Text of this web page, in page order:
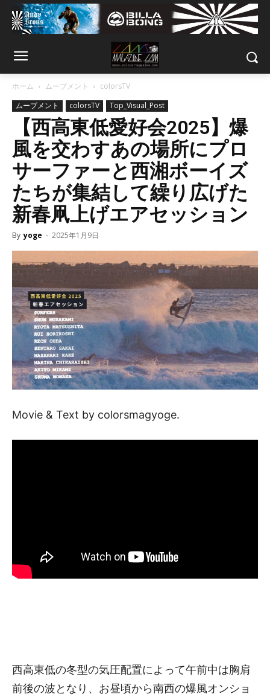
ホーム ムーブメント
colorsTV
ムーブメント
colorsTV Top_Visual_Post
【西高東低愛好会2025】爆
風を交わすあの場所にプロ
サーファーと西湘ボーイズ
たちが集結して繰り広げた
新春凧上げエアセッション
By yoge - 2025年1月9日
Movie & Text by colorsmagyoge.
西高東低の冬型の気圧配置によって午前中は胸肩
前後の波となり、お昼頃から南西の爆風オンショ